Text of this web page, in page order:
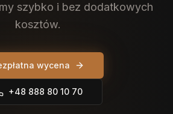
szybko i bez dodatkowych
kosztów.
wycena
+48 888 80 10 70